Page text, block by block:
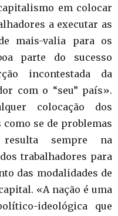
em colocar
a executar as
mais-valia para os
parte do sucesso
incontestada da
com o “seu” país».
colocação dos
se de problemas
sempre na
trabalhadores para
das modalidades de
«A nação é uma
ideológica que